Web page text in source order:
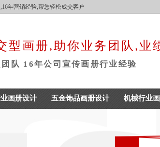
年营销经验,帮您轻松成交客户
型画册,助你业务团队,业
队 16年公司宣传画册行业经验
画册设计 五金饰品画册设计 机械行业